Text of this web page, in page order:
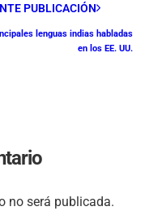
PUBLICACIÓN
lenguas indias habladas
en los EE. UU.
no será publicada.